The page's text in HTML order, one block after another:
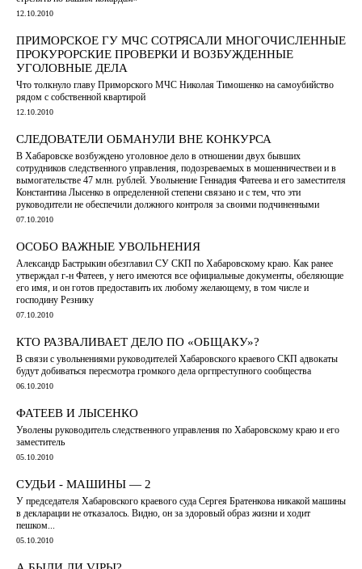
12.10.2010
ПРИМОРСКОЕ ГУ МЧС СОТРЯСАЛИ МНОГОЧИСЛЕННЫЕ
ПРОКУРОРСКИЕ ПРОВЕРКИ И ВОЗБУЖДЕННЫЕ
УГОЛОВНЫЕ ДЕЛА
Что толкнуло главу Приморского МЧС Николая Тимошенко на самоубийство
рядом с собственной квартирой
12.10.2010
СЛЕДОВАТЕЛИ ОБМАНУЛИ ВНЕ КОНКУРСА
В Хабаровске возбуждено уголовное дело в отношении двух бывших
сотрудников следственного управления, подозреваемых в мошенничествеи и в
вымогательстве 47 млн. рублей. Увольнение Геннадия Фатеева и его заместителя
Константина Лысенко в определенной степени связано и с тем, что эти
руководители не обеспечили должного контроля за своими подчиненными
07.10.2010
ОСОБО ВАЖНЫЕ УВОЛЬНЕНИЯ
Александр Бастрыкин обезглавил СУ СКП по Хабаровскому краю. Как ранее
утверждал г-н Фатеев, у него имеются все официальные документы, обеляющие
его имя, и он готов предоставить их любому желающему, в том числе и
господину Резнику
07.10.2010
КТО РАЗВАЛИВАЕТ ДЕЛО ПО «ОБЩАКУ»?
В связи с увольнениями руководителей Хабаровского краевого СКП адвокаты
будут добиваться пересмотра громкого дела оргпреступного сообщества
06.10.2010
ФАТЕЕВ И ЛЫСЕНКО
Уволены руководитель следственного управления по Хабаровскому краю и его
заместитель
05.10.2010
СУДЬИ - МАШИНЫ — 2
У председателя Хабаровского краевого суда Сергея Братенкова никакой машины
в декларации не отказалось. Видно, он за здоровый образ жизни и ходит
пешком...
05.10.2010